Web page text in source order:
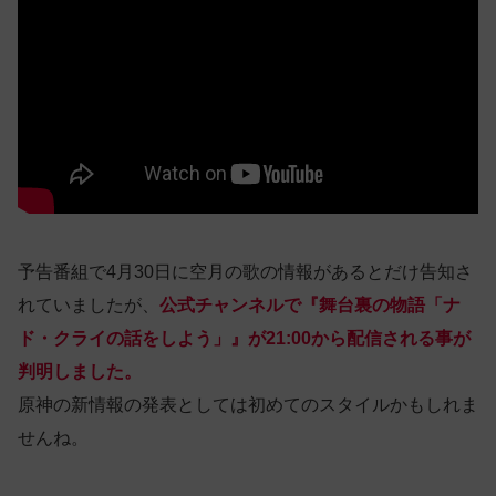
予告番組で4月30日に空月の歌の情報があるとだけ告知さ
れていましたが、 公式チャンネルで『舞台裏の物語「ナ
ド・クライの話をしよう」』が21:00から配信される事が
判明しました。
原神の新情報の発表としては初めてのスタイルかもしれま
せんね。